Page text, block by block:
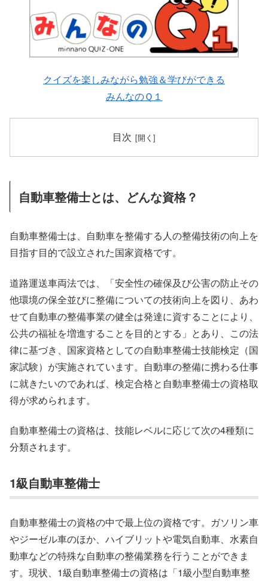
クイズを楽しみながら勉強＆学びができる
みんなのＱ１
目次
自動車整備士とは、どんな資格？
自動車整備士は、自動車を整備する人の整備技術の向上を
目指す目的で設立された国家資格です。
道路運送車両法では、「安全性の確保及び公害の防止その
他環境の保全並びに整備についての技術向上を図り、あわ
せて自動車の整備事業の健全は発達に資することにより、
公共の福祉を増進することを目的とする」とあり、この法
律に基づき、国家資格としての自動車整備士技能検定（国
家試験）が実施されています。自動車の整備に携わる仕事
に就きたいのであれば、検定合格と自動車整備士の資格取
得が求められます。
自動車整備士の資格は、技能レベルに応じて次の4種類に
分類されます。
1級自動車整備士
自動車整備士の資格の中で最上位の資格です。ガソリン車
やジーゼル車のほか、ハイブリットや電気自動車、水素自
動車などの特殊な自動車の整備業務を行うことができま
す。現状、1級自動車整備士の資格は「1級小型自動車整